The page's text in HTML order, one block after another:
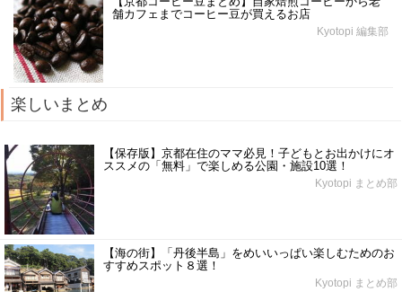
舗カフェまでコーヒー豆が買えるお店
Kyotopi 編集部
楽しいまとめ
【保存版】京都在住のママ必見！子どもとお出かけにオ
ススメの「無料」で楽しめる公園・施設10選！
Kyotopi まとめ部
【海の街】「丹後半島」をめいいっぱい楽しむためのお
すすめスポット８選！
Kyotopi まとめ部